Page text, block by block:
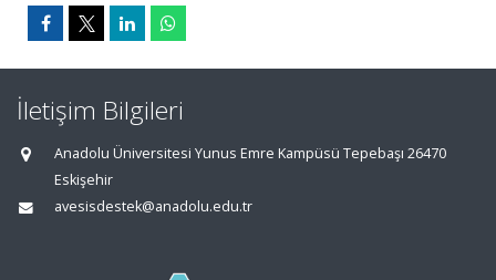
İletişim Bilgileri
Anadolu Üniversitesi Yunus Emre Kampüsü Tepebaşı 26470
Eskişehir
avesisdestek@anadolu.edu.tr